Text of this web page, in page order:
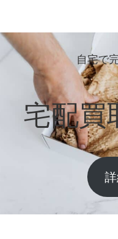
自宅で
宅配買